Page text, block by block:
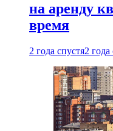
на аренду
время
2 года спустя2 года